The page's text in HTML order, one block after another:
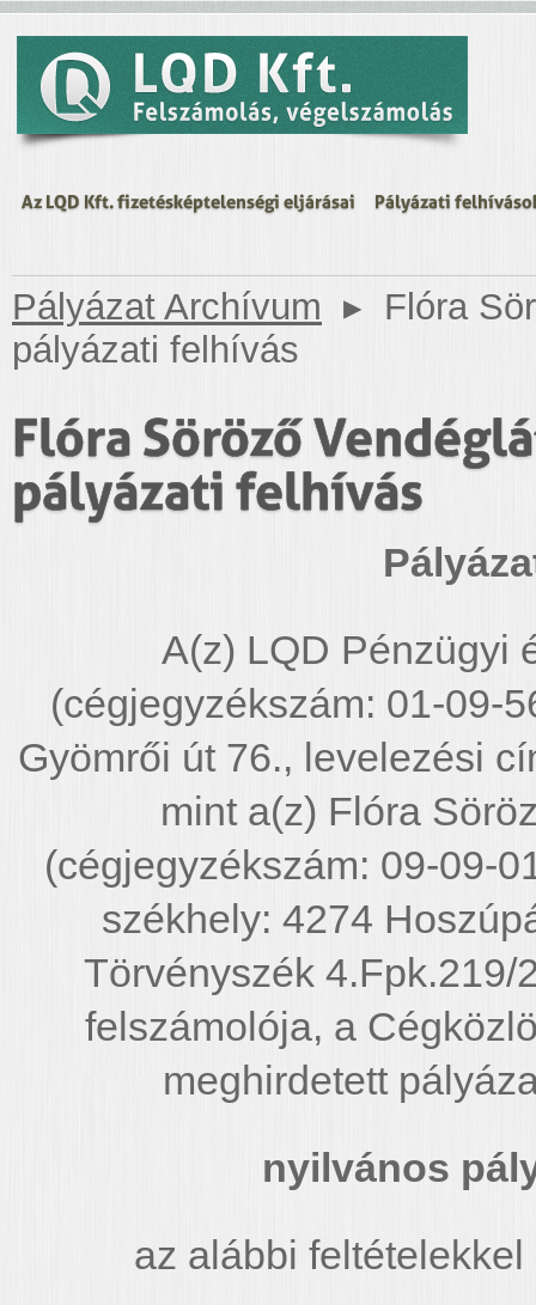
Az LQD Kft. fizetésképtelenségi eljárásai Pályázati
Pályázat Archívum ▸ Flóra
pályázati felhívás
Flóra Söröző
pályázati felhívás
A(z) LQD Pénzügyi
(cégjegyzékszám: 01-09-
Gyömrői út 76., levelezési
mint a(z) Flóra
(cégjegyzékszám: 09-09-
székhely: 4274
Törvényszék
felszámolója, a
meghirdetett
nyilvános
az alábbi